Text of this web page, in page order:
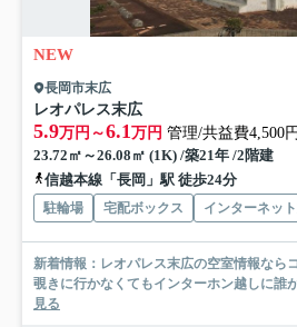
NEW
長岡市末広
レオパレス末広
5.9万円～6.1万円 管理/共益費4,500円
23.72㎡～26.08㎡ (1K) /築21年 /2階建
信越本線「長岡」駅 徒歩24分
駐輪場 宅配ボックス インターネッ
新着情報：レオパレス末広の空室情報なら
覗きに行かなくてもインターホン越しに誰
見る